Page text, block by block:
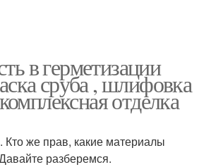
в герметизации
сруба , шлифовка
отделка
Кто же прав, какие материалы
разберемся.